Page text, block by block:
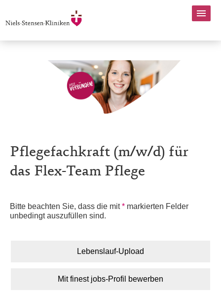
Pflegefachkraft (m/w/d) für
das Flex-Team Pflege
Bitte beachten Sie, dass die mit* markierten Felder
unbedingt auszufüllen sind.
Lebenslauf-Upload
Mit finest jobs-Profil bewerben